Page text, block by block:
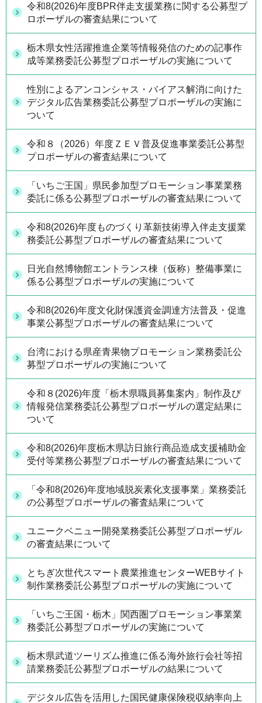
令和8(2026)年度BPR伴走支援業務に関する公募型プ
ロポーザルの審査結果について
栃木県女性活躍推進企業等情報発信のための記事作
成等業務委託公募型プロポーザルの実施について
性別によるアンコンシャス・バイアス解消に向けた
デジタル広告業務委託公募型プロポーザルの実施に
ついて
令和８（2026）年度ＺＥＶ普及促進事業委託公募型
プロポーザルの審査結果について
「いちご王国」県民参加型プロモーション事業業務
委託に係る公募型プロポーザルの審査結果について
令和8(2026)年度ものづくり革新技術導入伴走支援業
務委託公募型プロポーザルの審査結果について
日光自然博物館エントランス棟（仮称）整備事業に
係る公募型プロポーザルの実施について
令和8(2026)年度文化財保護資金調達方法普及・促進
事業公募型プロポーザルの審査結果について
台湾における県産青果物プロモーション業務委託公
募型プロポーザルの実施について
令和８(2026)年度「栃木県職員募集案内」制作及び
情報発信業務委託公募型プロポーザルの選定結果に
ついて
令和8(2026)年度栃木県訪日旅行商品造成支援補助金
受付等業務公募型プロポーザルの審査結果について
「令和8(2026)年度地域脱炭素化支援事業」業務委託
の公募型プロポーザルの審査結果について
ユニークベニュー開発業務委託公募型プロポーザル
の審査結果について
とちぎ次世代スマート農業推進センターWEBサイト
制作業務委託公募型プロポーザルの実施について
「いちご王国・栃木」関西圏プロモーション事業業
務委託公募型プロポーザルの実施について
栃木県武道ツーリズム推進に係る海外旅行会社等招
請業務委託公募型プロポーザルの結果について
デジタル広告を活用した国民健康保険税収納率向上